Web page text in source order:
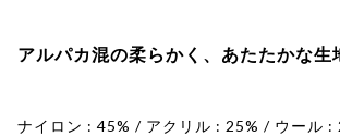
アルパカ混の柔らかく、あたたかな生
ナイロン : 45% / アクリル : 25% / ウール :